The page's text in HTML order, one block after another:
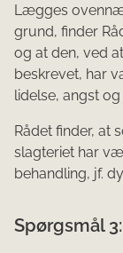
Lægges
grund, finder
og at den, ved
beskrevet, har
lidelse, angst
Rådet finder, at
slagteriet har
behandling, jf.
Spørgsmål 3: